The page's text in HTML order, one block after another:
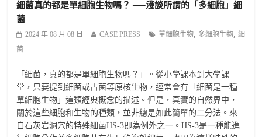
細菌真的都是單細胞生物嗎？ ──淺談所謂的「多細胞」細
菌
2024 年 08 月 08 日 CASE PRESS 單細胞生物, 多細胞生物,細
菌
「細菌，真的都是單細胞生物嗎？」。從小學課本到大學課
堂，只要提到細菌或古菌等原核生物，經常會有「細菌是一種
單細胞生物」這類經典概念的描述。但是，真實的自然界中，
關於這些細胞和生物的種類，並非總是如此簡單的二分法。來
自石灰岩洞穴的特殊細菌HS-3即為例外之一。HS-3是一種能進